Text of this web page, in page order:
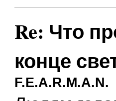
Re: Что
конце
F.E.A.R.M.A.N.